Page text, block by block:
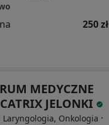
250 zł
MEDYCZNE
JELONKI
Onkologia ·